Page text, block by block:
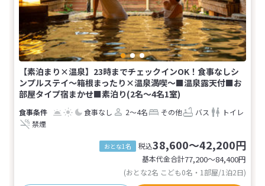
【素泊まり×温泉】23時までチェックインOK！食事なしシ
ンプルステイ〜箱根まったり×温泉満喫〜■温泉露天付■お
部屋タイプ宿まかせ■素泊り(2名～4名1室)
食事なし 2～4名 その他 バス
トイレ
禁煙
おとな1名 税込38,600～42,200円
基本代金合計77,200〜84,400円
(おとな2名 こども0名・1部屋/1泊2日)